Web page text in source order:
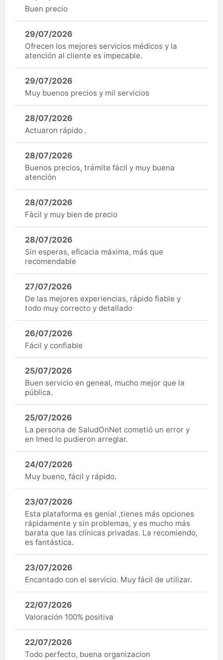
Buen precio
29/07/2026
Ofrecen los mejores servicios médicos y la
atención al cliente es impecable.
29/07/2026
Muy buenos precios y mil servicios
28/07/2026
Actuaron rápido .
28/07/2026
Buenos precios, trámite fácil y muy buena
atención
28/07/2026
Fàcil y muy bien de precio
28/07/2026
Sin esperas, eficacia máxima, más que
recomendable
27/07/2026
De las mejores experiencias, rápido fiable y
todo muy correcto y detallado
26/07/2026
Fácil y confiable
25/07/2026
Buen servicio en geneal, mucho mejor que la
pública.
25/07/2026
La persona de SaludOnNet cometió un error y
en Imed lo pudieron arreglar.
24/07/2026
Muy bueno, fácil y rápido.
23/07/2026
Esta plataforma es genial ,tienes más opciones
rápidamente y sin problemas, y es mucho más
barata que las clínicas privadas. La recomiendo,
es fantástica.
23/07/2026
Encantado con el servicio. Muy fácil de utilizar.
22/07/2026
Valoración 100% positiva
22/07/2026
Todo perfecto, buena organizacion